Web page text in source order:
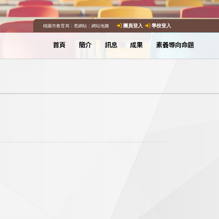
桃園市教育局｜ 舊網站｜ 網站地圖 團員登入 學校登入
首頁 簡介 訊息 成果 素養導向命題